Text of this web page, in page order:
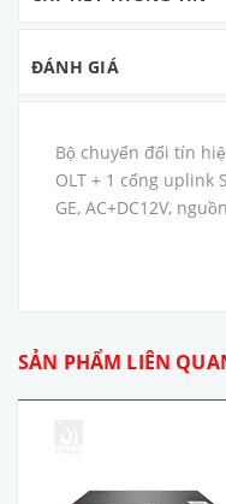
ĐÁNH GIÁ
Bộ chuyển đổi tín
OLT + 1 cổng uplink
GE, AC+DC12V,
SẢN PHẨM LIÊN